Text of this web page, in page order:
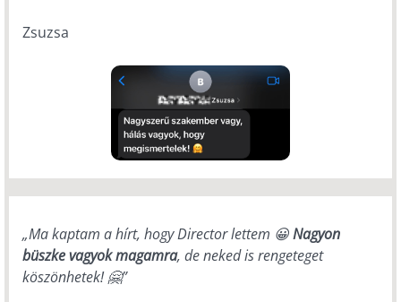
Zsuzsa
„Ma kaptam a hírt, hogy Director lettem 😀Nagyon
büszke vagyok magamra, de neked is rengeteget
köszönhetek! 🤗”